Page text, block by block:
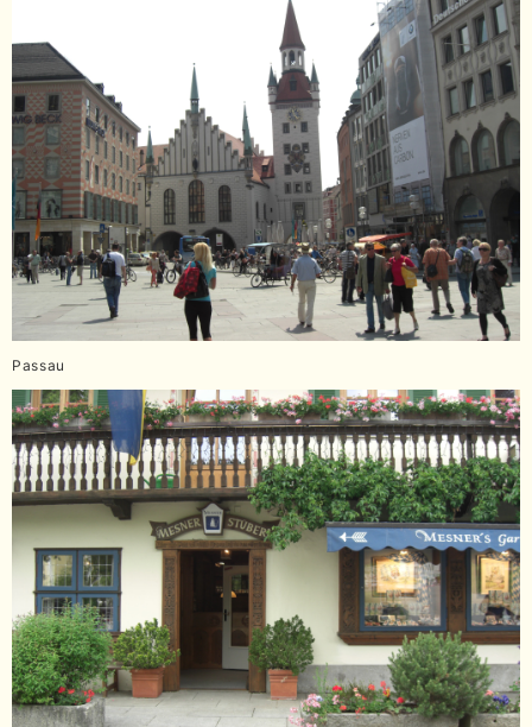
Passau